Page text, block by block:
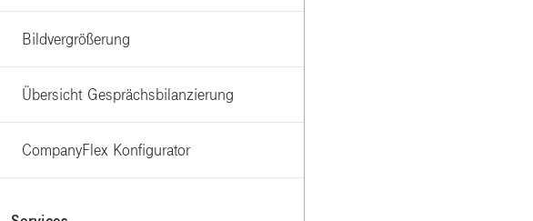
Bildvergrößerung
Übersicht Gesprächsbilanzierung
CompanyFlex Konfigurator